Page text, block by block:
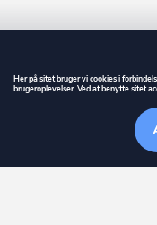
er et registreret
Her på sitet bruger vi cookies i
brugeroplevelser. Ved at benytte sitet